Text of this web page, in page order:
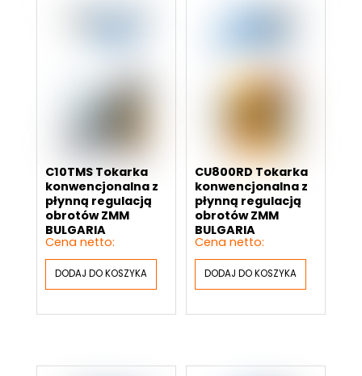
C10TMS Tokarka
konwencjonalna z
płynną regulacją
obrotów ZMM
BULGARIA
DODAJ DO KOSZYKA
CU800RD Tokarka
konwencjonalna z
płynną regulacją
obrotów ZMM
BULGARIA
DODAJ DO KOSZYKA